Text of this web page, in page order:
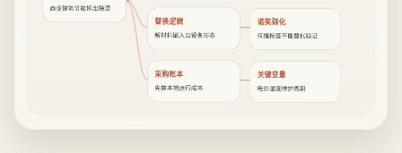
商业建筑节能拆出除湿
替换逻辑
新材料嵌入旧设备形态
诺奖弱化
传播标签不能替代验证
采购账本
先算本地运行成本
关键变量
电价湿度维护周期